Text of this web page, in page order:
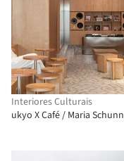
Interiores Culturais
ukyo X Café / Maria Schunn